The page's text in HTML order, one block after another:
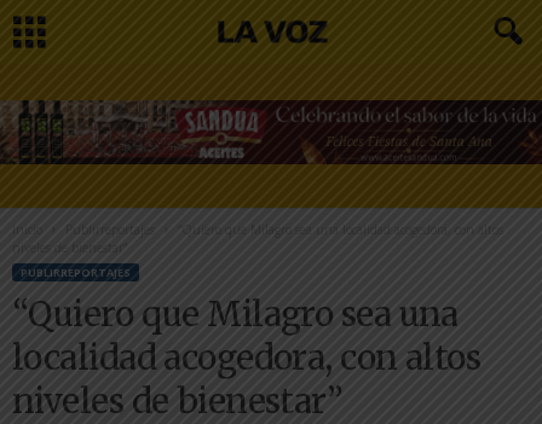
Inicio Publirreportajes
“Quiero que Milagro sea una localidad acogedora, con altos
niveles de bienestar”
PUBLIRREPORTAJES
“Quiero que Milagro sea una
localidad acogedora, con altos
niveles de bienestar”